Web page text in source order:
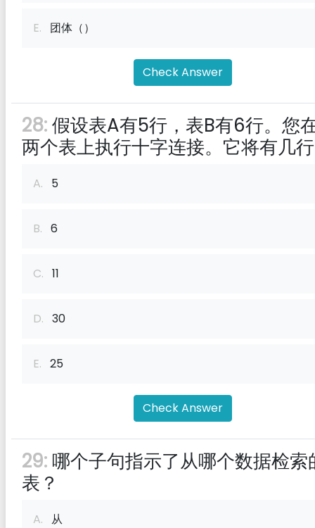
E. 团体（）
Check Answer
28:假设表A有5行，表B有6行。您
两个表上执行十字连接。它将有几
A. 5
B. 6
C. 11
D. 30
E. 25
Check Answer
29: 哪个子句指示了从哪个数据检索
表？
A. 从